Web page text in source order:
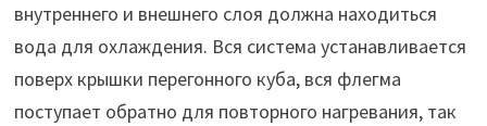
внутреннего и внешнего слоя должна находиться
вода для охлаждения. Вся система устанавливается
поверх крышки перегонного куба, вся флегма
поступает обратно для повторного нагревания, так